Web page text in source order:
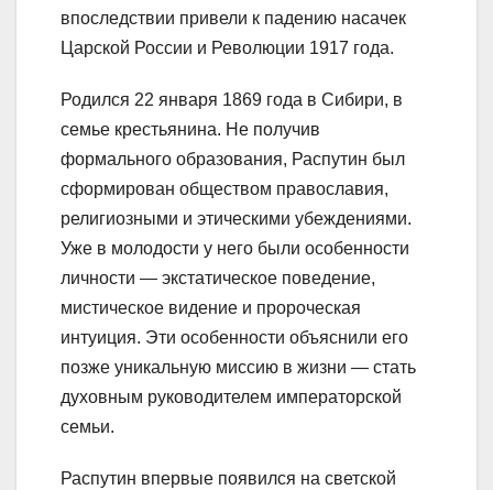
впоследствии привели к падению насачек
Царской России и Революции 1917 года.
Родился 22 января 1869 года в Сибири, в
семье крестьянина. Не получив
формального образования, Распутин был
сформирован обществом православия,
религиозными и этическими убеждениями.
Уже в молодости у него были особенности
личности — экстатическое поведение,
мистическое видение и пророческая
интуиция. Эти особенности объяснили его
позже уникальную миссию в жизни — стать
духовным руководителем императорской
семьи.
Распутин впервые появился на светской